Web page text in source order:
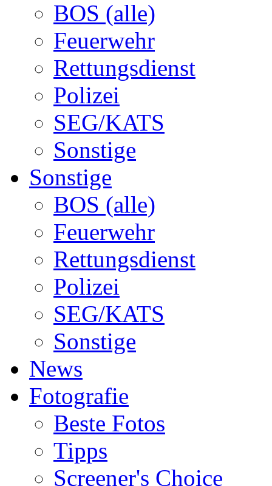
BOS (alle)
Feuerwehr
Rettungsdienst
Polizei
SEG/KATS
Sonstige
Sonstige
BOS (alle)
Feuerwehr
Rettungsdienst
Polizei
SEG/KATS
Sonstige
News
Fotografie
Beste Fotos
Tipps
Screener's Choice